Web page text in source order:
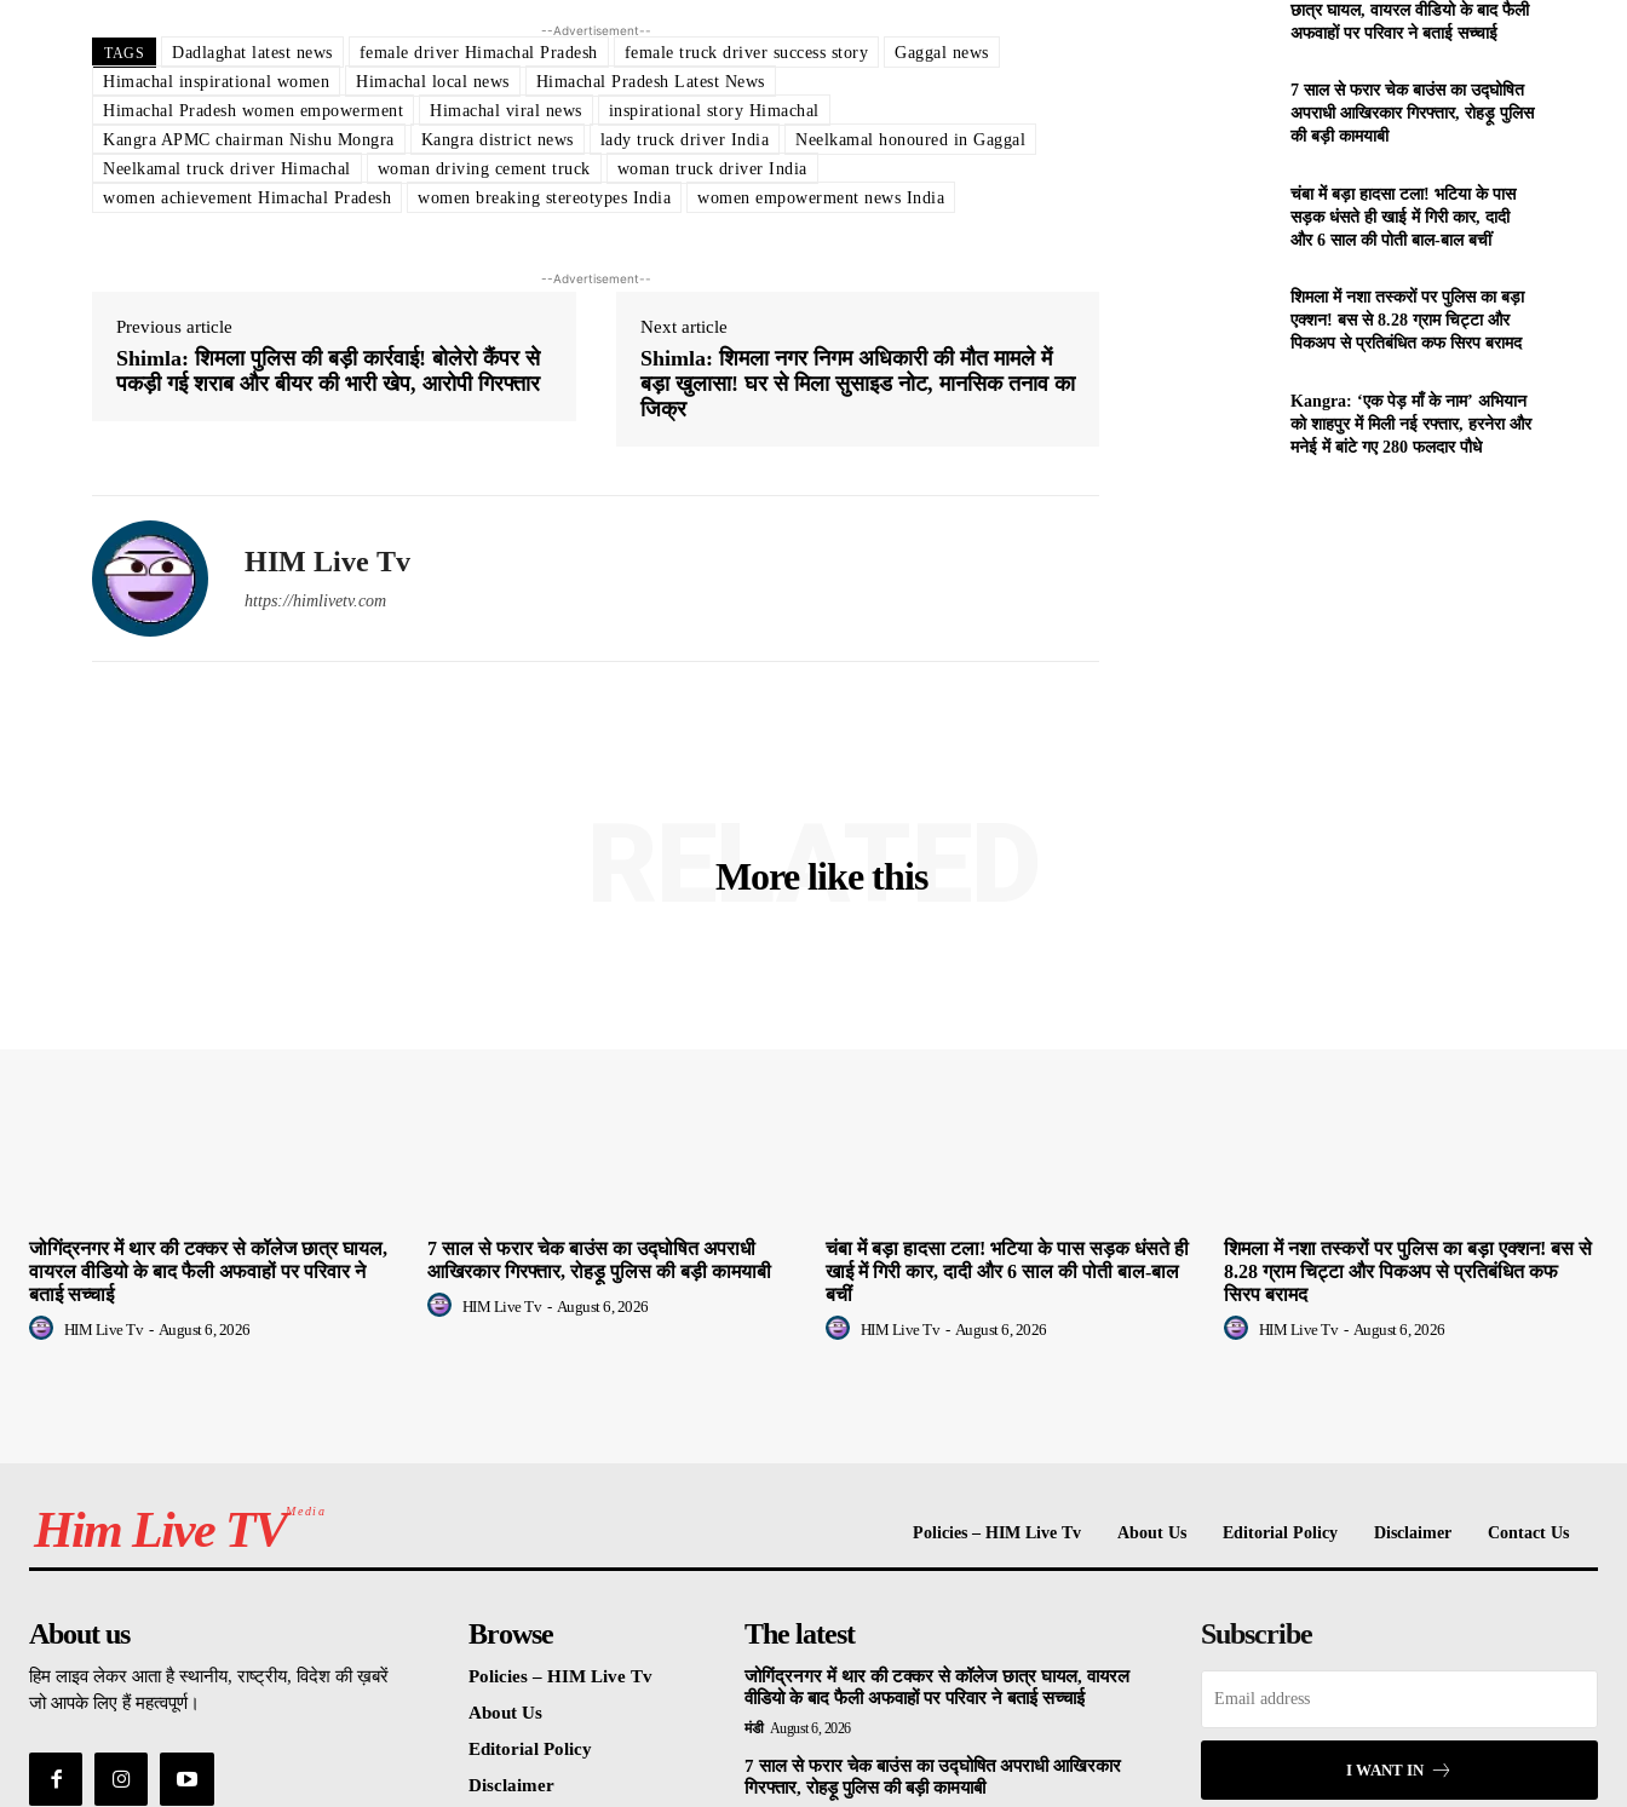
--Advertisement--
TAGS Dadlaghat latest news female driver Himachal Pradesh female truck driver success story
Gaggal news
Himachal inspirational women
Himachal local news
Himachal Pradesh Latest News
Himachal Pradesh women empowerment
Himachal viral news
inspirational story Himachal
Kangra APMC chairman Nishu Mongra
Kangra district news lady truck driver India
Neelkamal honoured in Gaggal
Neelkamal truck driver Himachal
woman driving cement truck
woman truck driver India
women achievement Himachal Pradesh
women breaking stereotypes India women empowerment news India
--Advertisement--
Previous article
Shimla: शिमला पुलिस की बड़ी कार्रवाई! बोलेरो कैंपर से
पकड़ी गई शराब और बीयर की भारी खेप, आरोपी गिरफ्तार
Next article
Shimla: शिमला नगर निगम अधिकारी की मौत मामले में
बड़ा खुलासा! घर से मिला सुसाइड नोट, मानसिक तनाव का
जिक्र
HIM Live Tv
https://himlivetv.com
छात्र घायल, वायरल वीडियो के बाद फैली
अफवाहों पर परिवार ने बताई सच्चाई
7 साल से फरार चेक बाउंस का उद्घोषित
अपराधी आखिरकार गिरफ्तार, रोहड़ू पुलिस
की बड़ी कामयाबी
चंबा में बड़ा हादसा टला! भटिया के पास
सड़क धंसते ही खाई में गिरी कार, दादी
और 6 साल की पोती बाल-बाल बचीं
शिमला में नशा तस्करों पर पुलिस का बड़ा
एक्शन! बस से 8.28 ग्राम चिट्टा और
पिकअप से प्रतिबंधित कफ सिरप बरामद
Kangra: ‘एक पेड़ माँ के नाम’ अभियान
को शाहपुर में मिली नई रफ्तार, हरनेरा और
मनेई में बांटे गए 280 फलदार पौधे
More like this
RELATED
जोगिंद्रनगर में थार की टक्कर से कॉलेज छात्र घायल,
वायरल वीडियो के बाद फैली अफवाहों पर परिवार ने
बताई सच्चाई
HIM Live Tv - August 6, 2026
7 साल से फरार चेक बाउंस का उद्घोषित अपराधी
आखिरकार गिरफ्तार, रोहड़ू पुलिस की बड़ी कामयाबी
HIM Live Tv - August 6, 2026
चंबा में बड़ा हादसा टला! भटिया के पास सड़क धंसते ही
खाई में गिरी कार, दादी और 6 साल की पोती बाल-बाल
बचीं
HIM Live Tv - August 6, 2026
शिमला में नशा तस्करों पर पुलिस का बड़ा एक्शन! बस से
8.28 ग्राम चिट्टा और पिकअप से प्रतिबंधित कफ
सिरप बरामद
HIM Live Tv - August 6, 2026
Him Live TVMedia
Policies – HIM Live Tv About Us Editorial Policy Disclaimer Contact Us
About us
हिम लाइव लेकर आता है स्थानीय, राष्ट्रीय, विदेश की ख़बरें
जो आपके लिए हैं महत्वपूर्ण।
Browse
Policies – HIM Live Tv
About Us
Editorial Policy
Disclaimer
The latest
जोगिंद्रनगर में थार की टक्कर से कॉलेज छात्र घायल, वायरल
वीडियो के बाद फैली अफवाहों पर परिवार ने बताई सच्चाई
मंडी August 6, 2026
7 साल से फरार चेक बाउंस का उद्घोषित अपराधी आखिरकार
गिरफ्तार, रोहड़ू पुलिस की बड़ी कामयाबी
Subscribe
I WANT IN